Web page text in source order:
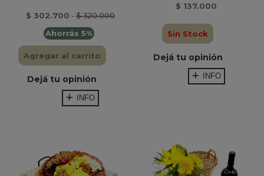
$ 302.700 -$ 320.000
Ahorrás 5%
Agregar al carrito
Dejá tu opinión
INFO
$ 137.000
Sin Stock
Dejá tu opinión
INFO